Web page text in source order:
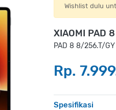
Wishlist dulu
XIAOMI PAD
PAD 8 8/256.T/GY
Rp.
Spesifikasi